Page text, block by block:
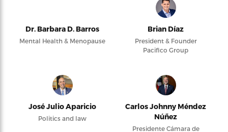
Dr. Barbara D. Barros
Mental Health & Menopause
Brian Díaz
President & Founder
Pacifico Group
José Julio Aparicio
Politics and law
Carlos Johnny Méndez
Núñez
Presidente Cámara de